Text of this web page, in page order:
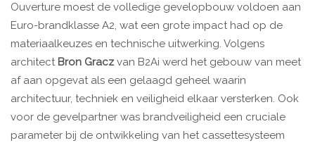
Ouverture moest de volledige gevelopbouw voldoen aan
Euro-brandklasse A2, wat een grote impact had op de
materiaalkeuzes en technische uitwerking. Volgens
architect Bron Gracz van B2Ai werd het gebouw van meet
af aan opgevat als een gelaagd geheel waarin
architectuur, techniek en veiligheid elkaar versterken. Ook
voor de gevelpartner was brandveiligheid een cruciale
parameter bij de ontwikkeling van het cassettesysteem